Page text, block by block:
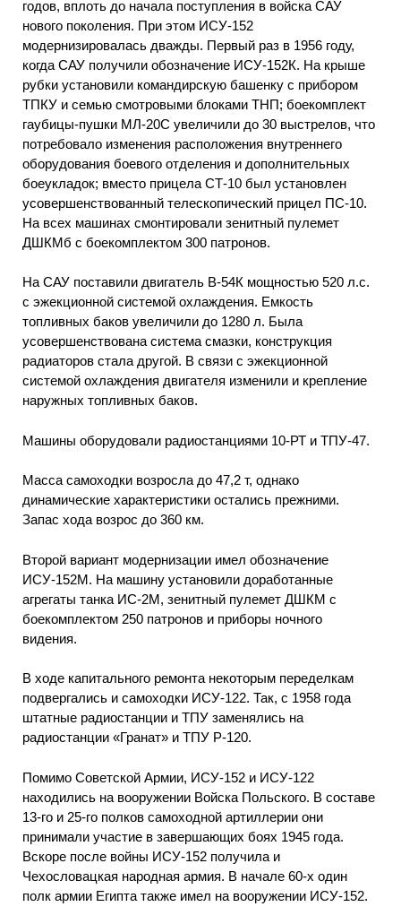
годов, вплоть до начала поступления в войска САУ
нового поколения. При этом ИСУ-152
модернизировалась дважды. Первый раз в 1956 году,
когда САУ получили обозначение ИСУ-152К. На крыше
рубки установили командирскую башенку с прибором
ТПКУ и семью смотровыми блоками ТНП; боекомплект
гаубицы-пушки МЛ-20С увеличили до 30 выстрелов, что
потребовало изменения расположения внутреннего
оборудования боевого отделения и дополнительных
боеукладок; вместо прицела СТ-10 был установлен
усовершенствованный телескопический прицел ПС-10.
На всех машинах смонтировали зенитный пулемет
ДШКМб с боекомплектом 300 патронов.
На САУ поставили двигатель В-54К мощностью 520 л.с.
с эжекционной системой охлаждения. Емкость
топливных баков увеличили до 1280 л. Была
усовершенствована система смазки, конструкция
радиаторов стала другой. В связи с эжекционной
системой охлаждения двигателя изменили и крепление
наружных топливных баков.
Машины оборудовали радиостанциями 10-РТ и ТПУ-47.
Масса самоходки возросла до 47,2 т, однако
динамические характеристики остались прежними.
Запас хода возрос до 360 км.
Второй вариант модернизации имел обозначение
ИСУ-152М. На машину установили доработанные
агрегаты танка ИС-2М, зенитный пулемет ДШКМ с
боекомплектом 250 патронов и приборы ночного
видения.
В ходе капитального ремонта некоторым переделкам
подвергались и самоходки ИСУ-122. Так, с 1958 года
штатные радиостанции и ТПУ заменялись на
радиостанции «Гранат» и ТПУ Р-120.
Помимо Советской Армии, ИСУ-152 и ИСУ-122
находились на вооружении Войска Польского. В составе
13-го и 25-го полков самоходной артиллерии они
принимали участие в завершающих боях 1945 года.
Вскоре после войны ИСУ-152 получила и
Чехословацкая народная армия. В начале 60-х один
полк армии Египта также имел на вооружении ИСУ-152.